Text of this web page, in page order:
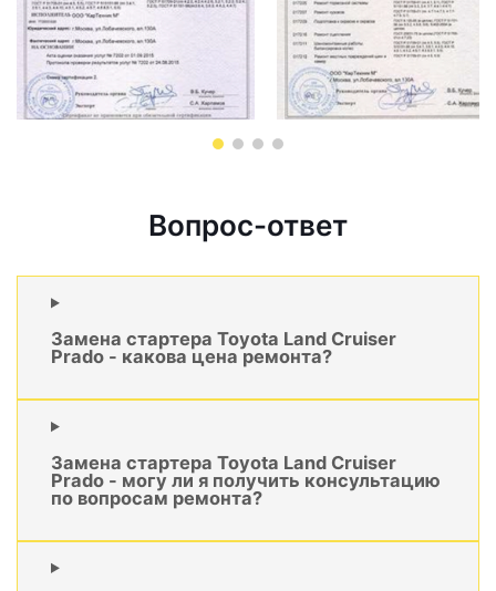
Вопрос-ответ
Замена стартера Toyota Land Cruiser
Prado - какова цена ремонта?
Замена стартера Toyota Land Cruiser
Prado - могу ли я получить консультацию
по вопросам ремонта?